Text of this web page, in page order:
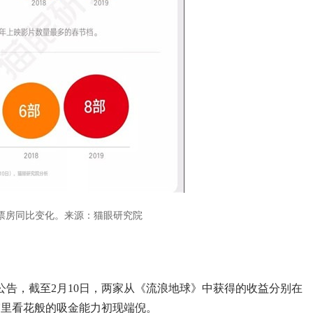
房同比变化。来源：猫眼研究院
，截至2月10日，两家从《流浪地球》中获得的收益分别在
看花般的吸金能力初现端倪。